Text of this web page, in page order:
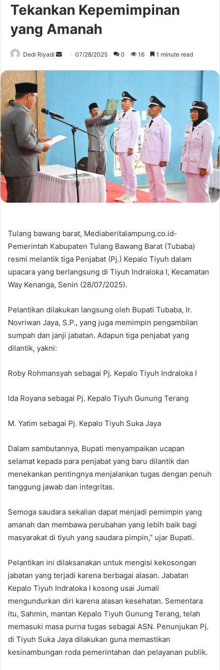
Tekankan Kepemimpinan
yang Amanah
Dedi Riyadi
Send
email
07/28/2025 0 16 1 minute read
Tulang bawang barat, Mediaberitalampung.co.id-
Pemerintah Kabupaten Tulang Bawang Barat (Tubaba)
resmi melantik tiga Penjabat (Pj.) Kepalo Tiyuh dalam
upacara yang berlangsung di Tiyuh Indraloka I, Kecamatan
Way Kenanga, Senin (28/07/2025).
Pelantikan dilakukan langsung oleh Bupati Tubaba, Ir.
Novriwan Jaya, S.P., yang juga memimpin pengambilan
sumpah dan janji jabatan. Adapun tiga penjabat yang
dilantik, yakni:
Roby Rohmansyah sebagai Pj. Kepalo Tiyuh Indraloka I
Ida Royana sebagai Pj. Kepalo Tiyuh Gunung Terang
M. Yatim sebagai Pj. Kepalo Tiyuh Suka Jaya
Dalam sambutannya, Bupati menyampaikan ucapan
selamat kepada para penjabat yang baru dilantik dan
menekankan pentingnya menjalankan tugas dengan penuh
tanggung jawab dan integritas.
Semoga saudara sekalian dapat menjadi pemimpin yang
amanah dan membawa perubahan yang lebih baik bagi
masyarakat di tiyuh yang saudara pimpin,” ujar Bupati.
Pelantikan ini dilaksanakan untuk mengisi kekosongan
jabatan yang terjadi karena berbagai alasan. Jabatan
Kepalo Tiyuh Indraloka I kosong usai Jumali
mengundurkan diri karena alasan kesehatan. Sementara
itu, Sahmin, mantan Kepalo Tiyuh Gunung Terang, telah
memasuki masa purna tugas sebagai ASN. Penunjukan Pj.
di Tiyuh Suka Jaya dilakukan guna memastikan
kesinambungan roda pemerintahan dan pelayanan publik.